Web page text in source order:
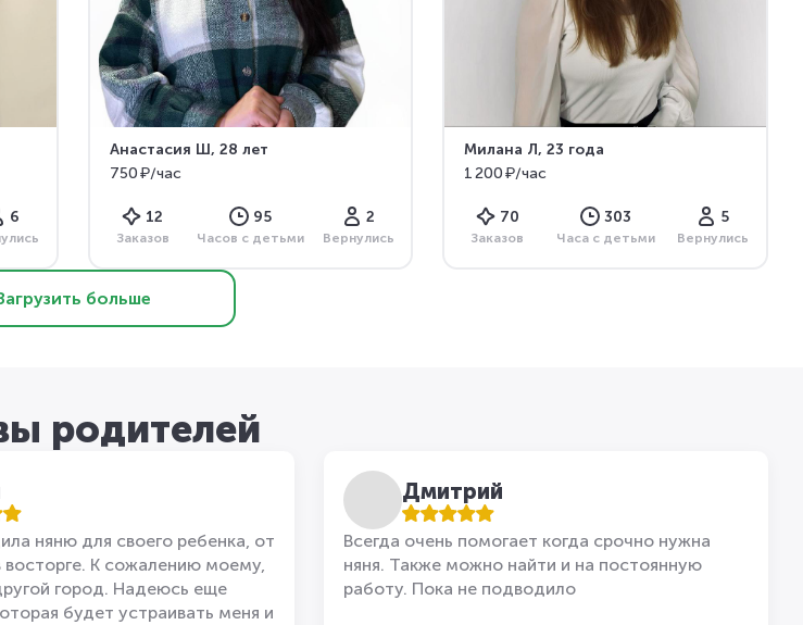
6
Анастасия Ш, 28 лет
750 ₽/час
12
Заказов
95
Часов с детьми
2
Вернулись
Милана Л, 23 года
1 200 ₽/час
70
Заказов
303
Часа с детьми
5
Вернулись
больше
родителей
няню для своего ребенка, от
восторге. К сожалению моему,
город. Надеюсь еще
будет устраивать меня и
Дмитрий
Всегда очень помогает когда срочно нужна
няня. Также можно найти и на постоянную
работу. Пока не подводило